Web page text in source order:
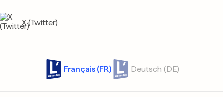
X (Twitter)
Français (FR) Deutsch (DE)